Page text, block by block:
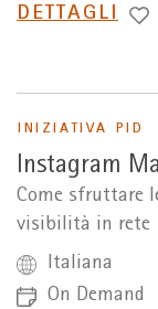
PASSA
DETTAGLI
INIZIATIVA PID
Instagram
Come sfruttare
visibilità in rete
Italiana
On Demand